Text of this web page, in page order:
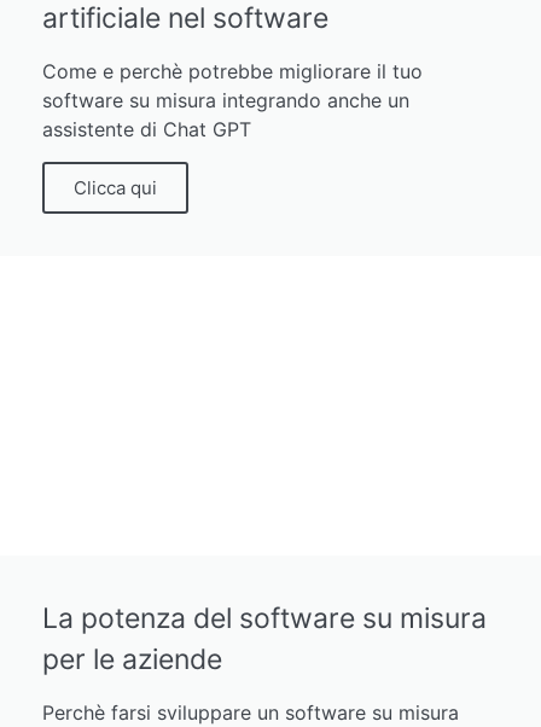
artificiale nel software
Come e perchè potrebbe migliorare il tuo
software su misura integrando anche un
assistente di Chat GPT
Clicca qui
La potenza del software su misura
per le aziende
Perchè farsi sviluppare un software su misura